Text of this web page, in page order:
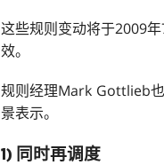
这些规则变动将于2009
效。
规则经理Mark Gottlieb
景表示。
1) 同时再调度